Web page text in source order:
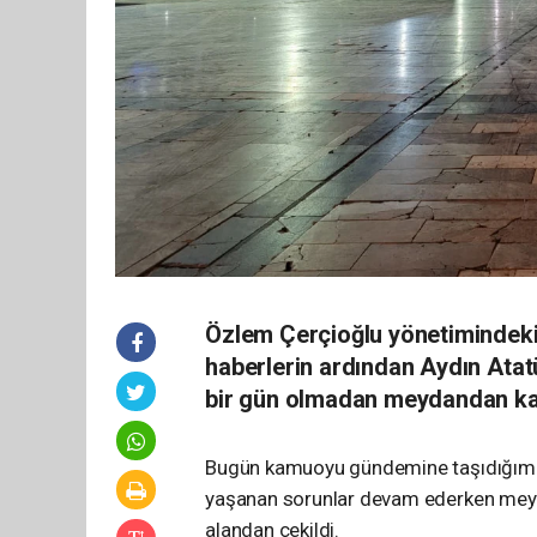
Özlem Çerçioğlu yönetimindeki
haberlerin ardından Aydın
bir gün olmadan meydandan
Bugün kamuoyu gündemine
yaşanan sorunlar devam ederken
alandan çekildi.